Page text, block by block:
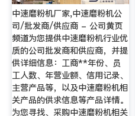
中速磨粉机厂家,中速磨粉机公
司/批发商/供应商 - 公司黄页
频道为您提供中速磨粉机行业优
质的公司批发商和供应商，并提
供详细信息：工商**年份、员
工人数、年营业额、信用记录、
主营产品等，以及中速磨粉机相
关产品的供求信息等产品详情。
为您寻找、采购中速磨粉机相关